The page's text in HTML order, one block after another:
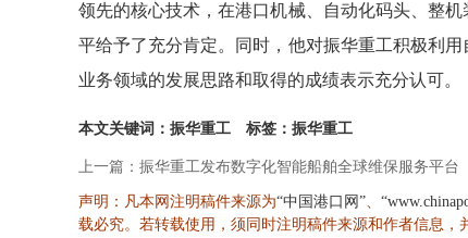
领先的核心技术，在港口机械、自动化码头、整
平给予了充分肯定。同时，他对振华重工积极利
业务领域的发展思路和取得的成绩表示充分认可。
本文关键词：振华重工 标签：振华重工
上一篇：振华重工发布数字化智能船舶全球维保服务平台
声明：凡本网注明稿件来源为“中国港口网”、
载必究。若转载使用，须同时注明稿件来源和作者信息，